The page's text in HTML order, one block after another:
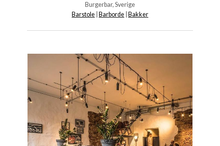
Burgerbar, Sverige
Barstole Barborde Bakker